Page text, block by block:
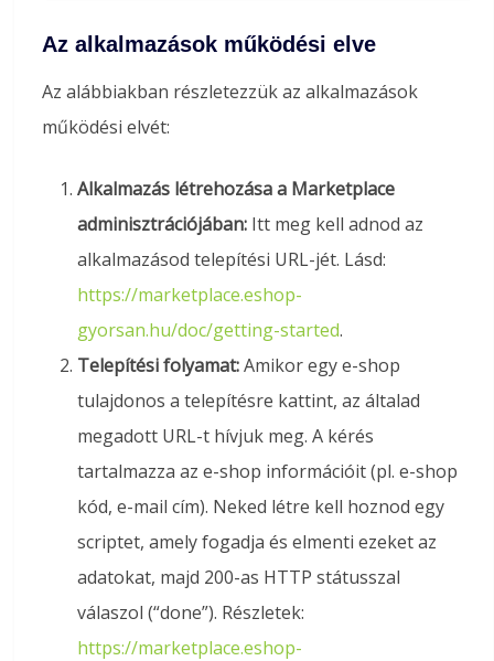
Az alkalmazások működési elve
Az alábbiakban részletezzük az alkalmazások
működési elvét:
Alkalmazás létrehozása a Marketplace
adminisztrációjában: Itt meg kell adnod az
alkalmazásod telepítési URL-jét. Lásd:
https://marketplace.eshop-
gyorsan.hu/doc/getting-started.
Telepítési folyamat:Amikor egy e-shop
tulajdonos a telepítésre kattint, az általad
megadott URL-t hívjuk meg. A kérés
tartalmazza az e-shop információit (pl. e-shop
kód, e-mail cím). Neked létre kell hoznod egy
scriptet, amely fogadja és elmenti ezeket az
adatokat, majd 200-as HTTP státusszal
válaszol (“done”). Részletek:
https://marketplace.eshop-